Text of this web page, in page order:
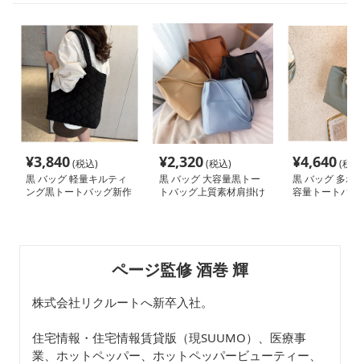
¥3,840(税込)
黒 バッグ 軽量キルティ
ング黒トートバッグ新作
¥2,320(税込)
黒 バッグ 大容量黒トー
トバッグ上質素材肩掛け
¥4,640(税
黒 バッグ 多ポ
容量トートバ
ページ監修 酒巻 輝
株式会社リクルートへ新卒入社。
住宅情報・住宅情報賃貸版（現SUUMO）、医療事
業、ホットペッパー、ホットペッパービューティー、